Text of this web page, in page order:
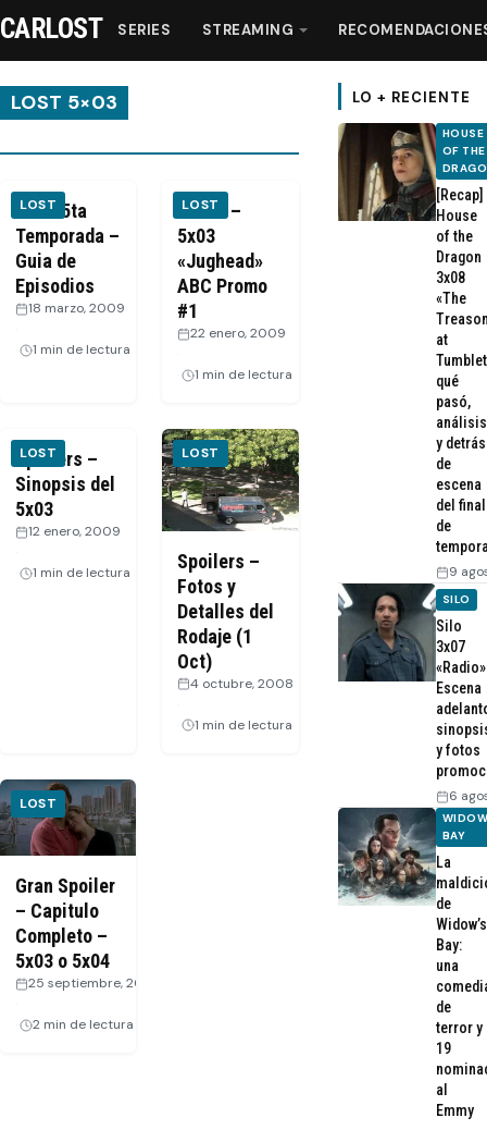
Streaming
Recomendaciones
Videos
CARLOST SERIES STREAMING
LOST 5×03
LOST
LOST 5ta
Temporada –
Guia de
Episodios
18 marzo, 2009
1 min de lectura
LOST
VIDEO –
5x03
«Jughead»
ABC Promo
#1
22 enero, 2009
1 min de lectura
LOST
Spoilers –
Sinopsis del
5x03
12 enero, 2009
1 min de lectura
LOST
Spoilers –
Fotos y
Detalles del
Rodaje (1
Oct)
4 octubre, 2008
1 min de lectura
LOST
Gran Spoiler
– Capitulo
Completo –
5x03 o 5x04
25 septiembre, 2008
2 min de lectura
LO + RECIENTE
HOUSE
OF THE
[Recap]
House
of the
Dragon
3x08
«The
at
qué
pasó,
análisis
y detrás
de
escena
del final
de
9
SILO
Silo
3x07
Escena
y fotos
6
BAY
La
de
Widow’s
Bay:
una
de
terror y
19
al
Emmy